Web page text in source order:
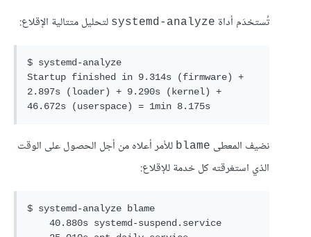
تُستخدَم أداة systemd-analyze لتحليل متتالية الإقلاع:
$ systemd-analyze
Startup finished in 9.314s (firmware) +
2.897s (loader) + 9.290s (kernel) +
46.672s (userspace) = 1min 8.175s
نضيف المعطى blame للأمر أعلاه من أجل الحصول على الوقت
الذي استغرقته كل خدمة للإقلاع:
$ systemd-analyze blame